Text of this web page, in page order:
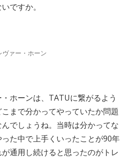
ですか。
ヴァー・ホーン
・ホーンは、TATUに繋がるよう
まで分かってやっていたか問題
でしょうね。当時は分かってな
た中で上手くいったことが90年
通用し続けると思ったのがトレ